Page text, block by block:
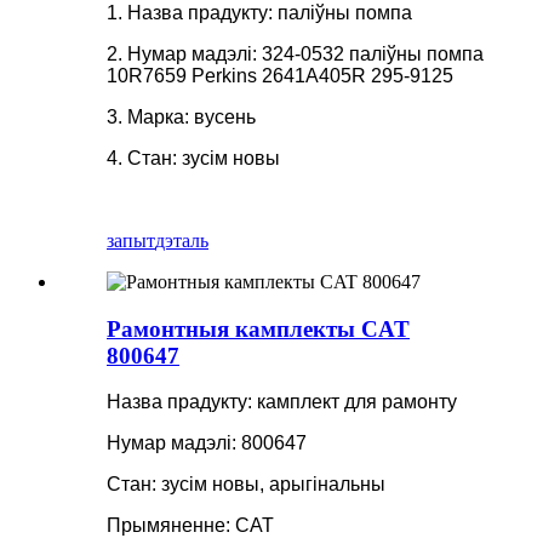
1. Назва прадукту: паліўны помпа
2. Нумар мадэлі: 324-0532 паліўны помпа
10R7659 Perkins 2641A405R 295-9125
3. Марка: вусень
4. Стан: зусім новы
запытдэталь
Рамонтныя камплекты CAT
800647
Назва прадукту: камплект для рамонту
Нумар мадэлі: 800647
Стан: зусім новы, арыгінальны
Прымяненне: CAT